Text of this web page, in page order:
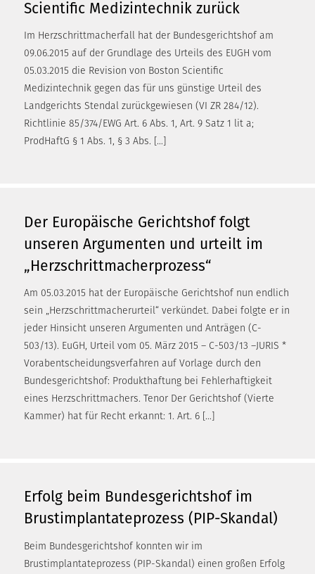
Scientific Medizintechnik zurück
Im Herzschrittmacherfall hat der Bundesgerichtshof am
09.06.2015 auf der Grundlage des Urteils des EUGH vom
05.03.2015 die Revision von Boston Scientific
Medizintechnik gegen das für uns günstige Urteil des
Landgerichts Stendal zurückgewiesen (VI ZR 284/12).
Richtlinie 85/374/EWG Art. 6 Abs. 1, Art. 9 Satz 1 lit a;
ProdHaftG § 1 Abs. 1, § 3 Abs. […]
Der Europäische Gerichtshof folgt
unseren Argumenten und urteilt im
„Herzschrittmacherprozess“
Am 05.03.2015 hat der Europäische Gerichtshof nun endlich
sein „Herzschrittmacherurteil“ verkündet. Dabei folgte er in
jeder Hinsicht unseren Argumenten und Anträgen (C-
503/13). EuGH, Urteil vom 05. März 2015 – C-503/13 –JURIS *
Vorabentscheidungsverfahren auf Vorlage durch den
Bundesgerichtshof: Produkthaftung bei Fehlerhaftigkeit
eines Herzschrittmachers. Tenor Der Gerichtshof (Vierte
Kammer) hat für Recht erkannt: 1. Art. 6 […]
Erfolg beim Bundesgerichtshof im
Brustimplantateprozess (PIP-Skandal)
Beim Bundesgerichtshof konnten wir im
Brustimplantateprozess (PIP-Skandal) einen großen Erfolg